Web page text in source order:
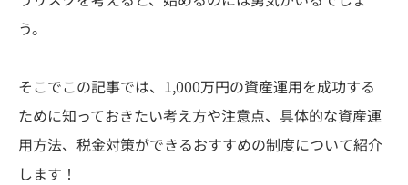
う。
そこでこの記事では、1,000万円の資産運用を成功する
ために知っておきたい考え方や注意点、具体的な資産運
用方法、税金対策ができるおすすめの制度について紹介
します！